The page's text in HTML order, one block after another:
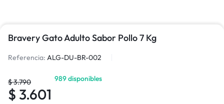
Bravery Gato Adulto Sabor Pollo 7 Kg
Referencia: ALG-DU-BR-002
$3.790
$ 3.601
989 disponibles